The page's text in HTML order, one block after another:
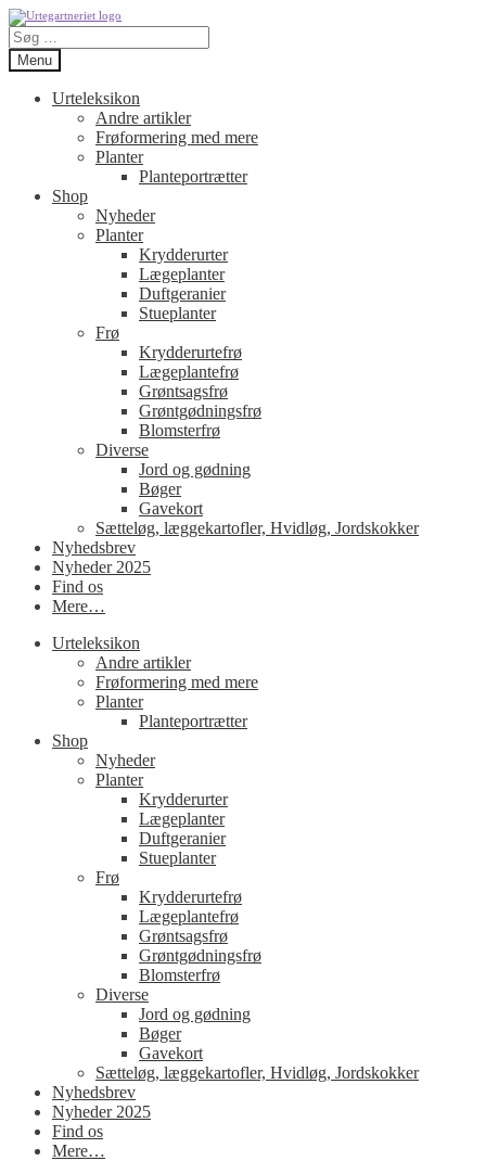
Spring
til
navigation
Spring
til
indhold
Søg
efter:
Menu
Urteleksikon
Andre artikler
Frøformering med mere
Planter
Planteportrætter
Shop
Nyheder
Planter
Krydderurter
Lægeplanter
Duftgeranier
Stueplanter
Frø
Krydderurtefrø
Lægeplantefrø
Grøntsagsfrø
Grøntgødningsfrø
Blomsterfrø
Diverse
Jord og gødning
Bøger
Gavekort
Sætteløg, læggekartofler, Hvidløg, Jordskokker
Nyhedsbrev
Nyheder 2025
Find os
Mere…
Urteleksikon
Andre artikler
Frøformering med mere
Planter
Planteportrætter
Shop
Nyheder
Planter
Krydderurter
Lægeplanter
Duftgeranier
Stueplanter
Frø
Krydderurtefrø
Lægeplantefrø
Grøntsagsfrø
Grøntgødningsfrø
Blomsterfrø
Diverse
Jord og gødning
Bøger
Gavekort
Sætteløg, læggekartofler, Hvidløg, Jordskokker
Nyhedsbrev
Nyheder 2025
Find os
Mere…